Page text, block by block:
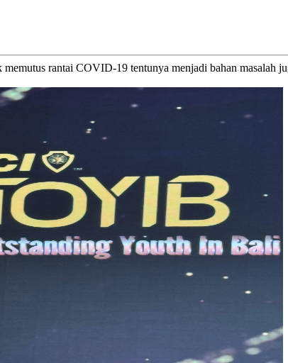
rantai COVID-19 tentunya menjadi bahan masalah